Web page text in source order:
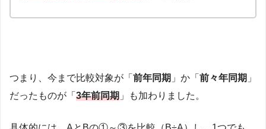
つまり、今まで比較対象が「 前年同期 」か「 前々年同期 」
だったものが「 3年前同期 」も加わりました。